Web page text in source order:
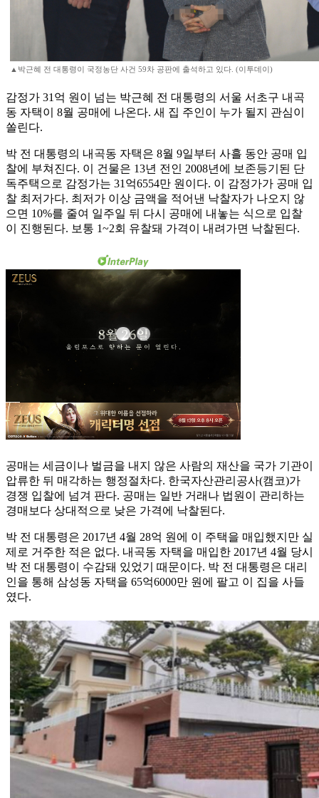
▲박근혜 전 대통령이 국정농단 사건 59차 공판에 출석하고 있다. (이투데이)
감정가 31억 원이 넘는 박근혜 전 대통령의 서울 서초구 내곡
동 자택이 8월 공매에 나온다. 새 집 주인이 누가 될지 관심이
쏠린다.
박 전 대통령의 내곡동 자택은 8월 9일부터 사흘 동안 공매 입
찰에 부쳐진다. 이 건물은 13년 전인 2008년에 보존등기된 단
독주택으로 감정가는 31억6554만 원이다. 이 감정가가 공매 입
찰 최저가다. 최저가 이상 금액을 적어낸 낙찰자가 나오지 않
으면 10%를 줄여 일주일 뒤 다시 공매에 내놓는 식으로 입찰
이 진행된다. 보통 1~2회 유찰돼 가격이 내려가면 낙찰된다.
공매는 세금이나 벌금을 내지 않은 사람의 재산을 국가 기관이
압류한 뒤 매각하는 행정절차다. 한국자산관리공사(캠코)가
경쟁 입찰에 넘겨 판다. 공매는 일반 거래나 법원이 관리하는
경매보다 상대적으로 낮은 가격에 낙찰된다.
박 전 대통령은 2017년 4월 28억 원에 이 주택을 매입했지만 실
제로 거주한 적은 없다. 내곡동 자택을 매입한 2017년 4월 당시
박 전 대통령이 수감돼 있었기 때문이다. 박 전 대통령은 대리
인을 통해 삼성동 자택을 65억6000만 원에 팔고 이 집을 사들
였다.